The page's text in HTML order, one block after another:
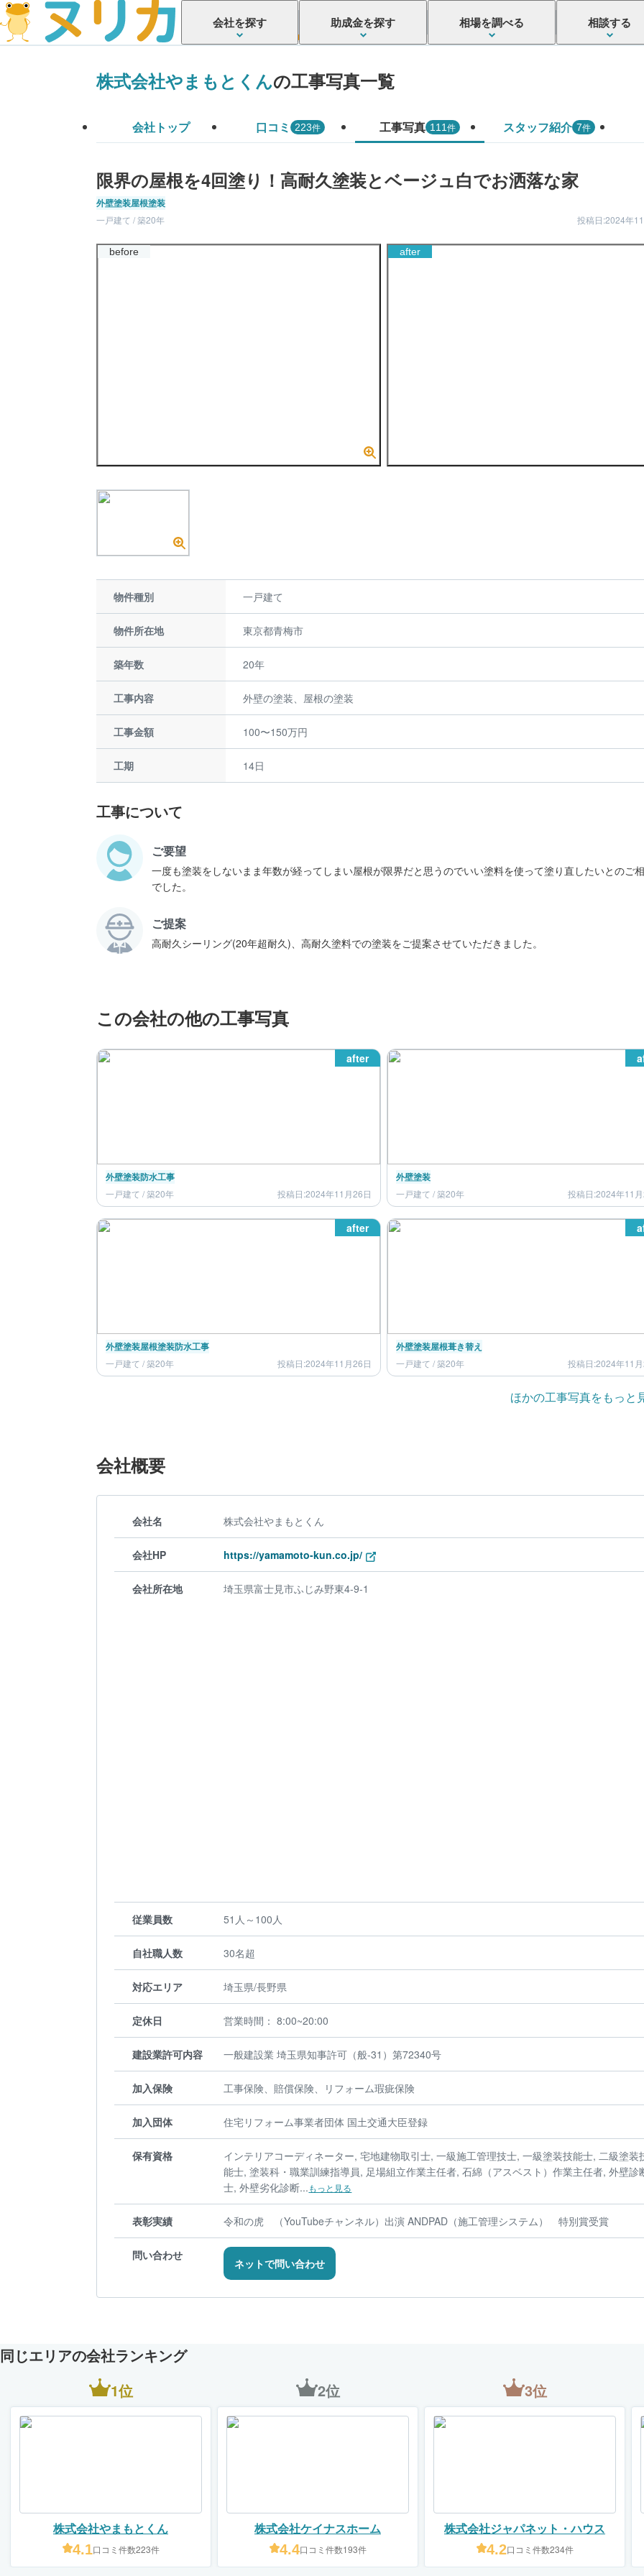
会社を探す 助成金を探す 相場を調べる 相談する
株式会社やまもとくんの工事写真一覧
会社トップ 口コミ 223件 工事写真 111件 スタッフ紹介 7件
限界の屋根を4回塗り！高耐久塗装とベージュ白でお洒落な家
外壁塗装屋根塗装
一戸建て / 築20年 投稿日:2024年
before after
物件種別 一戸建て
物件所在地 東京都青梅市
築年数 20年
工事内容 外壁の塗装、屋根の塗装
工事金額 100〜150万円
工期 14日
工事について
ご要望
一度も塗装をしないまま年数が経ってしまい屋根が限界だと思うのでいい塗料を使って塗り直したいとのご
でした。
ご提案
高耐久シーリング(20年超耐久)、高耐久塗料での塗装をご提案させていただきました。
この会社の他の工事写真
after
外壁塗装防水工事
一戸建て / 築20年 投稿日:2024年11月26日
外壁塗装
一戸建て / 築20年 投稿日:2024年11
after
外壁塗装屋根塗装防水工事
一戸建て / 築20年 投稿日:2024年11月26日
外壁塗装屋根葺き替え
一戸建て / 築20年 投稿日:2024年11
ほかの工事写真をもっと
会社概要
会社名 株式会社やまもとくん
会社HP https://yamamoto-kun.co.jp/
会社所在地 埼玉県富士見市ふじみ野東4-9-1
従業員数 51人～100人
自社職人数 30名超
対応エリア 埼玉県/長野県
定休日 営業時間： 8:00~20:00
建設業許可内容 一般建設業 埼玉県知事許可（般-31）第72340号
加入保険 工事保険、賠償保険、リフォーム瑕疵保険
加入団体 住宅リフォーム事業者団体 国土交通大臣登録
保有資格
インテリアコーディネーター, 宅地建物取引士, 一級施工管理技士, 一級塗装技能士, 二級塗装
能士, 塗装科・職業訓練指導員, 足場組立作業主任者, 石綿（アスベスト）作業主任者, 外壁診
士, 外壁劣化診断...もっと見る
表彰実績 令和の虎 （YouTubeチャンネル）出演 ANDPAD（施工管理システム） 特別賞受賞
問い合わせ
ネットで問い合わせ
同じエリアの会社ランキング
1位
株式会社やまもとくん
4.1口コミ件数223件
2位
株式会社ケイナスホーム
4.4口コミ件数193件
3位
株式会社ジャパネット・ハウス
4.2口コミ件数234件